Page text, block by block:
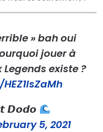
» bah oui
jouer à
existe ?
𝘿𝙤𝙙𝙤
5, 2021